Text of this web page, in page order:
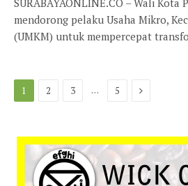
SURABAYAONLINE.CO – Wali Kota
mendorong pelaku Usaha Mikro,
(UMKM) untuk mempercepat
1 2 3 … 5 Next